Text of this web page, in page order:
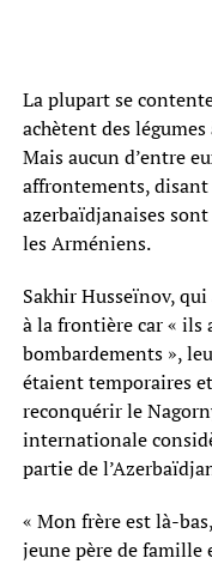
La plupart se
achètent des
Mais aucun d’entre
affrontements, disant
azerbaïdjanaises
les Arméniens.
Sakhir Husseïnov,
à la frontière car « ils
bombardements »,
étaient temporaires
reconquérir le
internationale
partie de
« Mon frère est là-
jeune père de famille